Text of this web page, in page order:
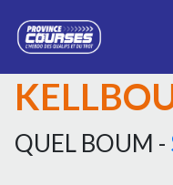
QUEL BOUM -